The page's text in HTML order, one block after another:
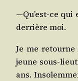
—Qu’est-ce qui
der­rière moi.
Je me
jeune sous-
ans.